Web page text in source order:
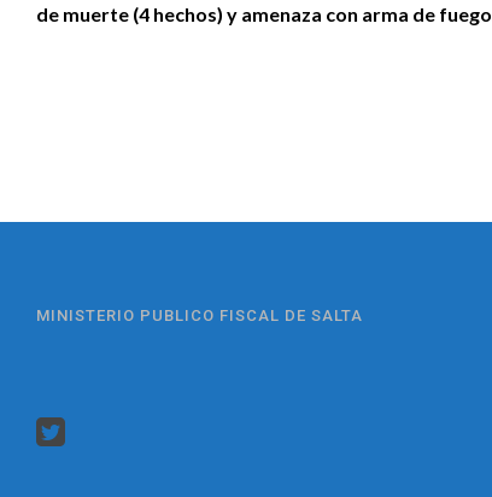
de muerte (4 hechos) y amenaza con arma de fuego.
MINISTERIO PUBLICO FISCAL DE SALTA